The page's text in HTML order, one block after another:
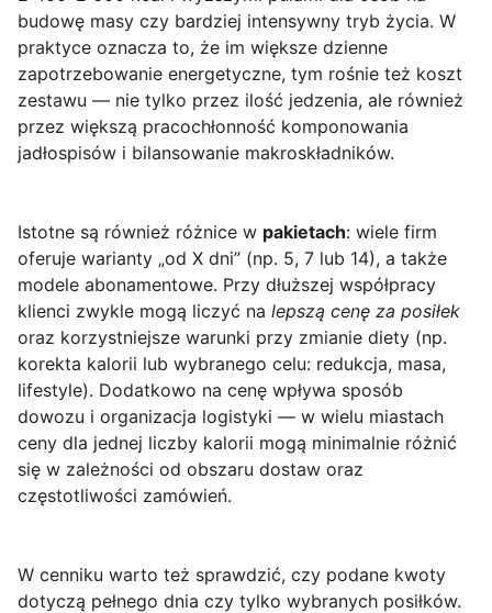
budowę masy czy bardziej intensywny tryb życia. W
praktyce oznacza to, że im większe dzienne
zapotrzebowanie energetyczne, tym rośnie też koszt
zestawu — nie tylko przez ilość jedzenia, ale również
przez większą pracochłonność komponowania
jadłospisów i bilansowanie makroskładników.
Istotne są również różnice w pakietach: wiele firm
oferuje warianty „od X dni” (np. 5, 7 lub 14), a także
modele abonamentowe. Przy dłuższej współpracy
klienci zwykle mogą liczyć na lepszą cenę za posiłek
oraz korzystniejsze warunki przy zmianie diety (np.
korekta kalorii lub wybranego celu: redukcja, masa,
lifestyle). Dodatkowo na cenę wpływa sposób
dowozu i organizacja logistyki — w wielu miastach
ceny dla jednej liczby kalorii mogą minimalnie różnić
się w zależności od obszaru dostaw oraz
częstotliwości zamówień.
W cenniku warto też sprawdzić, czy podane kwoty
dotyczą pełnego dnia czy tylko wybranych posiłków.